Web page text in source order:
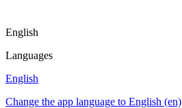
English
Languages
English
Change the app language to English (en)